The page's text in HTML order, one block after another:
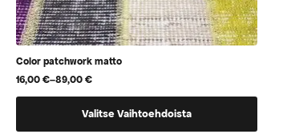
Color patchwork matto
16,00€–89,00€
Hintaluokka:
16,00 €
Valitse Vaihtoehdoista
tuotteella